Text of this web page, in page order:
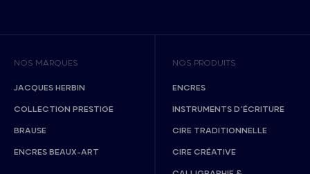
NOS MARQUES
JACQUES HERBIN
COLLECTION PRESTIGE
BRAUSE
ENCRES BEAUX-ART
NOS PRODUITS
ENCRES
INSTRUMENTS D’ÉCRITURE
CIRE TRADITIONNELLE
CIRE CRÉATIVE